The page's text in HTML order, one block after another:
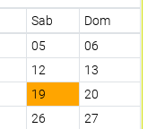
Sab
Dom
05
06
12
13
19
20
26
27